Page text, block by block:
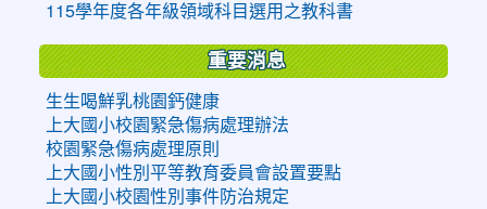
115學年度各年級領域科目選用之教科書
重要消息
生生喝鮮乳桃園鈣健康
上大國小校園緊急傷病處理辦法
校園緊急傷病處理原則
上大國小性別平等教育委員會設置要點
上大國小校園性別事件防治規定